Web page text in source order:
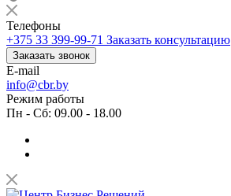
Телефоны
+375 33 399-99-71 Заказать консультацию
Заказать звонок
E-mail
info@cbr.by
Режим работы
Пн - Сб: 09.00 - 18.00